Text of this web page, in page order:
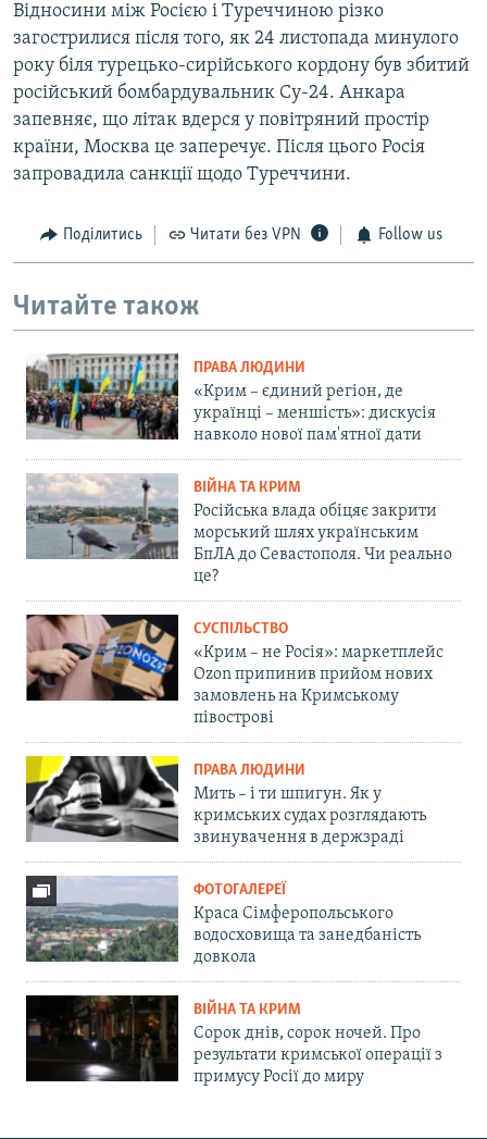
Відносини між Росією і Туреччиною різко
загострилися після того, як 24 листопада минулого
року біля турецько-сирійського кордону був збитий
російський бомбардувальник Су-24. Анкара
запевняє, що літак вдерся у повітряний простір
країни, Москва це заперечує. Після цього Росія
запровадила санкції щодо Туреччини.
Поділитись Читати без VPN Follow us
Читайте також
ПРАВА ЛЮДИНИ
«Крим – єдиний регіон, де
українці – меншість»: дискусія
навколо нової пам'ятної дати
ВІЙНА ТА КРИМ
Російська влада обіцяє закрити
морський шлях українським
БпЛА до Севастополя. Чи реально
це?
СУСПІЛЬСТВО
«Крим – не Росія»: маркетплейс
Ozon припинив прийом нових
замовлень на Кримському
півострові
ПРАВА ЛЮДИНИ
Мить – і ти шпигун. Як у
кримських судах розглядають
звинувачення в держзраді
ФОТОГАЛЕРЕЇ
Краса Сімферопольського
водосховища та занедбаність
довкола
ВІЙНА ТА КРИМ
Сорок днів, сорок ночей. Про
результати кримської операції з
примусу Росії до миру